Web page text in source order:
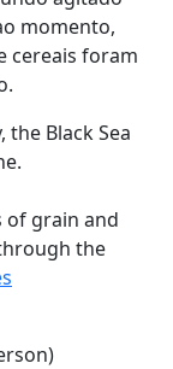
momento,
cereais foram
Black Sea
of grain and
the